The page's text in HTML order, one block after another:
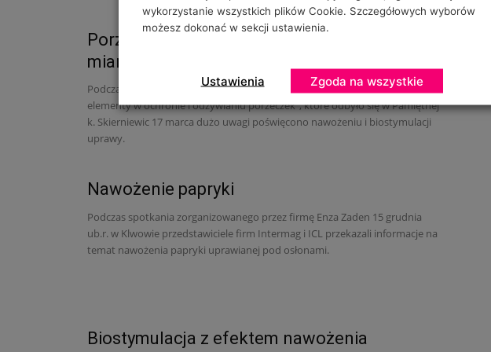
Porzeczka: nawożenie i biostymulacja na
miarę
Podczas spotkania dla plantatorów porzeczek czarnych „Najważniejsze
elementy w ochronie i odżywianiu porzeczek”, które odbyło się w Pamiętnej
k. Skierniewic 17 marca dużo uwagi poświęcono nawożeniu i biostymulacji
uprawy.
Nawożenie papryki
Podczas spotkania zorganizowanego przez firmę Enza Zaden 15 grudnia
ub.r. w Klwowie przedstawiciele firm Intermag i ICL przekazali informacje na
temat nawożenia papryki uprawianej pod osłonami.
Biostymulacja z efektem nawożenia
wykorzystanie wszystkich plików Cookie. Szczegółowych wyborów
możesz dokonać w sekcji ustawienia.
Ustawienia Zgoda na wszystkie